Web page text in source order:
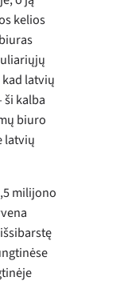
kelios
latvių
kalba
biuro
latvių
milijono